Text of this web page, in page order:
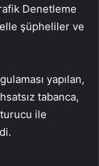
Denetleme
şüpheliler ve
yapılan,
tabanca,
ile